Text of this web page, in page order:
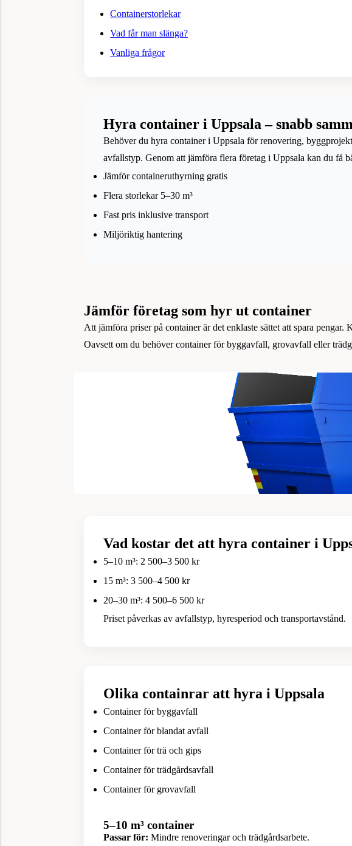
Containerstorlekar
Vad får man slänga?
Vanliga frågor
Hyra container i Uppsala – snabb
Behöver du hyra container i Uppsala för renovering,
avfallstyp. Genom att jämföra flera företag i Uppsala kan du få
Jämför containeruthyrning gratis
Flera storlekar 5–30 m³
Fast pris inklusive transport
Miljöriktig hantering
Jämför företag som hyr ut container
Att jämföra priser på container är det enklaste sättet att spara
Oavsett om du behöver container för byggavfall, grovavfall eller
Vad kostar det att hyra container i
5–10 m³: 2 500–3 500 kr
15 m³: 3 500–4 500 kr
20–30 m³: 4 500–6 500 kr
Priset påverkas av avfallstyp, hyresperiod och transportavstånd.
Olika containrar att hyra i Uppsala
Container för byggavfall
Container för blandat avfall
Container för trä och gips
Container för trädgårdsavfall
Container för grovavfall
5–10 m³ container
Passar för: Mindre renoveringar och trädgårdsarbete.